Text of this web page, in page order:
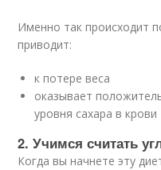
Именно так происходит
приводит:
к потере веса
оказывает
уровня сахара в
2. Учимся считать
Когда вы начнете эту